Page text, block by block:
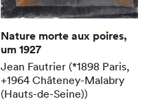
Nature morte aux poires,
um 1927
Jean Fautrier (*1898 Paris,
+1964 Châteney-Malabry
(Hauts-de-Seine))